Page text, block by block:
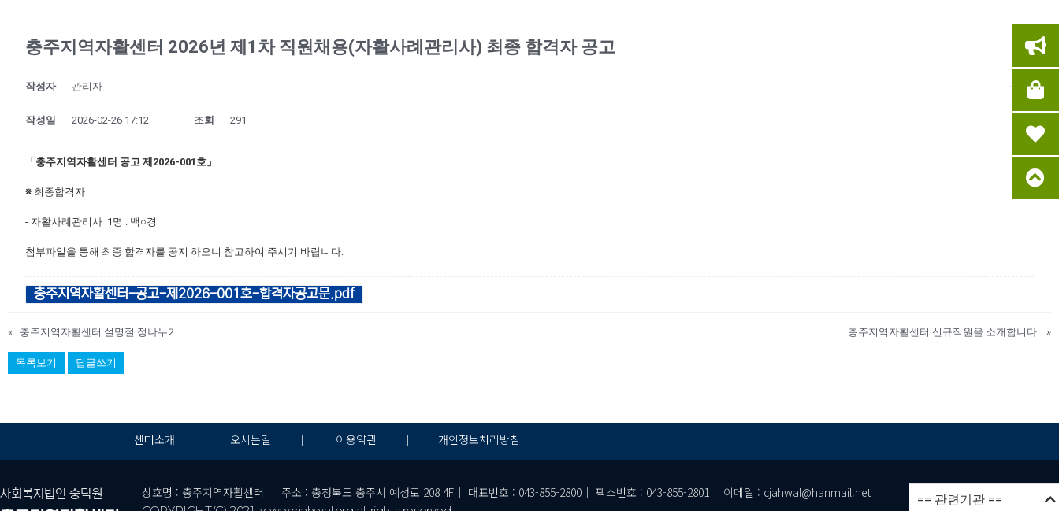
충주지역자활센터 2026년 제1차 직원채용(자활사례관리사) 최종 합격자 공고
작성자 관리자
작성일 2026-02-26 17:12 조회 291
「충주지역자활센터 공고 제2026-001호」
※ 최종합격자
- 자활사례관리사 1명 : 백○경
첨부파일을 통해 최종 합격자를 공지 하오니 참고하여 주시기 바랍니다.
충주지역자활센터-공고-제2026-001호-합격자공고문.pdf
« 충주지역자활센터 설명절 정나누기 충주지역자활센터 신규직원을 소개합니다. »
목록보기 답글쓰기
센터소개 ｜ 오시는길 ｜ 이용약관 ｜ 개인정보처리방침
사회복지법인 숭덕원 상호명 : 충주지역자활센터 ｜ 주소 : 충청북도 충주시 예성로 208 4F｜ 대표번호 : 043-855-2800｜ 팩스번호 : 043-855-2801｜ 이메일 : cjahwal@hanmail.net == 관련기관 == 